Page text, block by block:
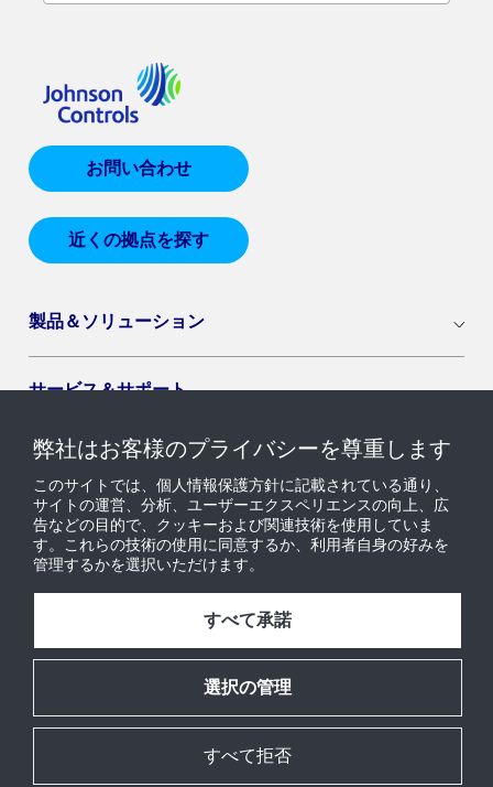
お問い合わせ
近くの拠点を探す
製品＆ソリューション
サービス＆サポート
導入セグメント
ニュース & インサイト
採用情報
当社について
弊社はお客様のプライバシーを尊重します
このサイトでは、個人情報保護方針に記載されている通り、
サイトの運営、分析、ユーザーエクスペリエンスの向上、広
告などの目的で、クッキーおよび関連技術を使用していま
す。これらの技術の使用に同意するか、利用者自身の好みを
管理するかを選択いただけます。
選択の管理
すべて承諾
すべて拒否